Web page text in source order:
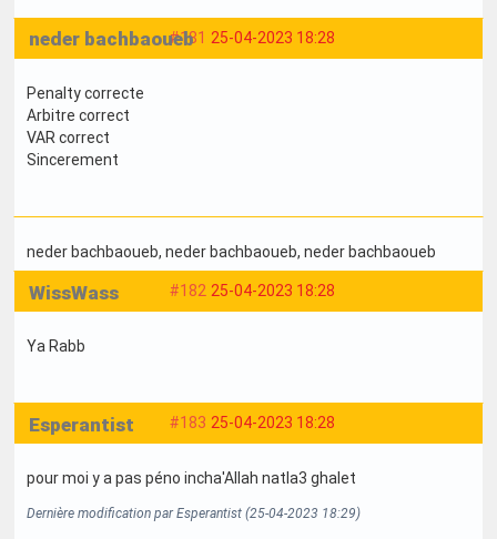
#181 25-04-2023 18:28
neder bachbaoueb
Penalty correcte
Arbitre correct
VAR correct
Sincerement
neder bachbaoueb, neder bachbaoueb, neder bachbaoueb
#182 25-04-2023 18:28
WissWass
Ya Rabb
#183 25-04-2023 18:28
Esperantist
pour moi y a pas péno incha'Allah natla3 ghalet
Dernière modification par Esperantist (25-04-2023 18:29)